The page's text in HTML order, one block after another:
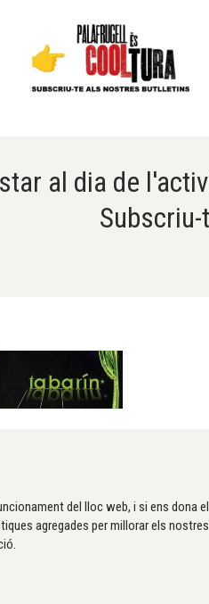
al dia de
del lloc web, i si ens dona
agregades per millorar els